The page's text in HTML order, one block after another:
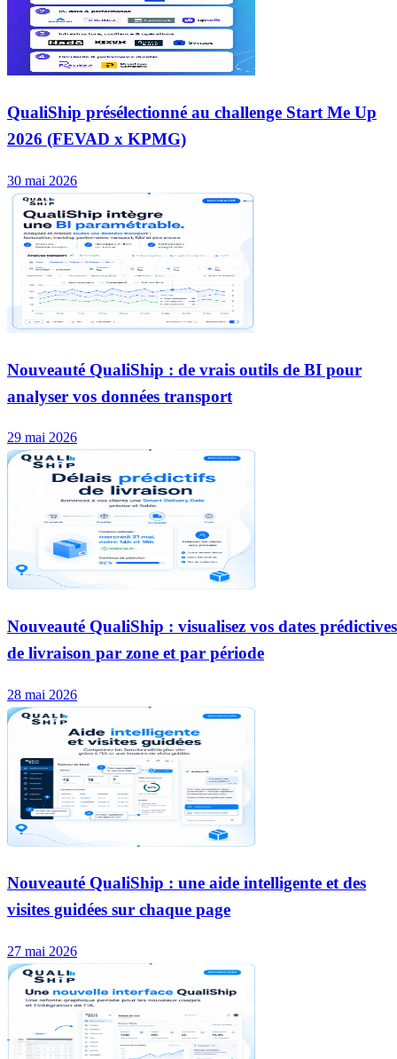
QualiShip présélectionné au challenge Start Me Up
2026 (FEVAD x KPMG)
30 mai 2026
Nouveauté QualiShip : de vrais outils de BI pour
analyser vos données transport
29 mai 2026
Nouveauté QualiShip : visualisez vos dates prédictives
de livraison par zone et par période
28 mai 2026
Nouveauté QualiShip : une aide intelligente et des
visites guidées sur chaque page
27 mai 2026